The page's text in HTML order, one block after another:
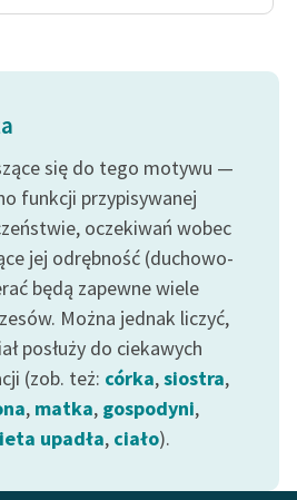
się do tego motywu —
funkcji przypisywanej
oczekiwań wobec
jej odrębność (duchowo-
będą zapewne wiele
Można jednak liczyć,
posłuży do ciekawych
(zob. też: córka,siostra,
, matka, gospodyni,
upadła, ciało).